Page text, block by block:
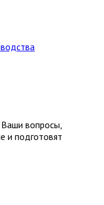
вопросы,
и подготовят